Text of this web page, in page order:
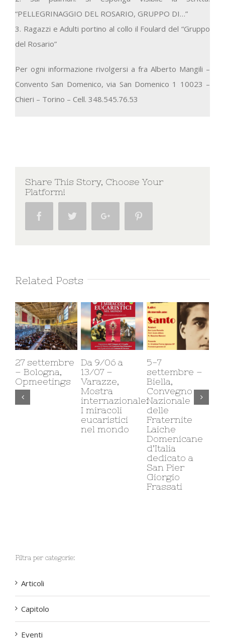
“PELLEGRINAGGIO DEL ROSARIO, GRUPPO DI…”
3. Ragazzi e Adulti portino al collo il Foulard del “Gruppo
del Rosario”
Per ogni informazione rivolgersi a fra Alberto Mangili –
Convento San Domenico, via San Domenico 1 10023 –
Chieri – Torino – Cell. 348.545.76.53
Share This Story, Choose Your
Platform!
Facebook Twitter Google+
Related Posts
27 settembre
– Bologna,
Opmeetings
Da 9/06 a
13/07 –
Varazze,
Mostra
internazionale:
I miracoli
eucaristici
nel mondo
5-7
settembre –
Biella,
Convegno
Nazionale
delle
Fraternite
Laiche
Domenicane
d’Italia
dedicato a
San Pier
Giorgio
Frassati
Filtra per categorie:
Articoli
Capitolo
Eventi